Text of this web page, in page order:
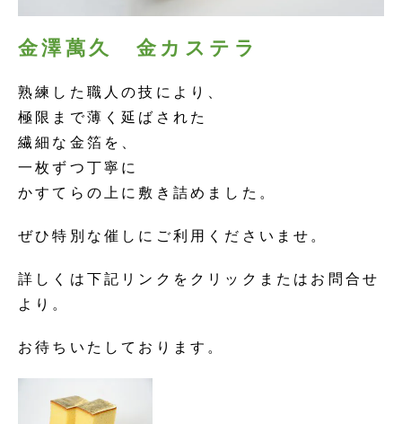
金澤萬久 金カステラ
熟練した職人の技により、
極限まで薄く延ばされた
繊細な金箔を、
一枚ずつ丁寧に
かすてらの上に敷き詰めました。
ぜひ特別な催しにご利用くださいませ。
詳しくは下記リンクをクリックまたはお問合せ
より。
お待ちいたしております。